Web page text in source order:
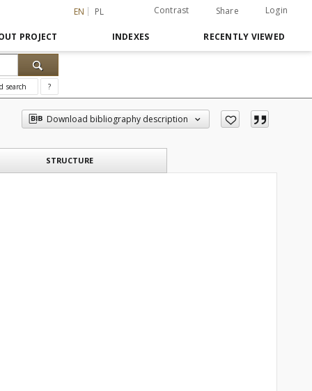
EN PL Contrast Share Login
PROJECT INDEXES RECENTLY VIEWED
search ?
Download bibliography description
STRUCTURE